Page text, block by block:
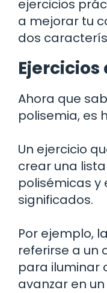
ejercicios
a mejorar tu
dos
Ahora que
polisemia, es
Un ejercicio
crear una
polisémicas y
significados.
Por ejemplo,
referirse a un
para iluminar
avanzar en